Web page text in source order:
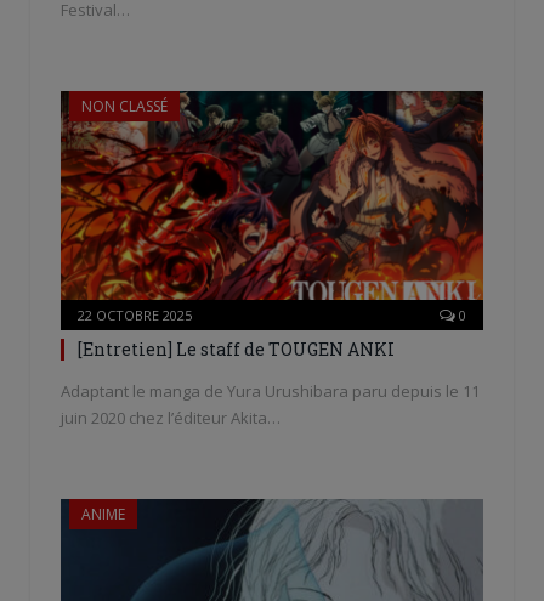
Festival…
NON CLASSÉ
22 OCTOBRE 2025 0
[Entretien] Le staff de TOUGEN ANKI
Adaptant le manga de Yura Urushibara paru depuis le 11
juin 2020 chez l’éditeur Akita…
ANIME